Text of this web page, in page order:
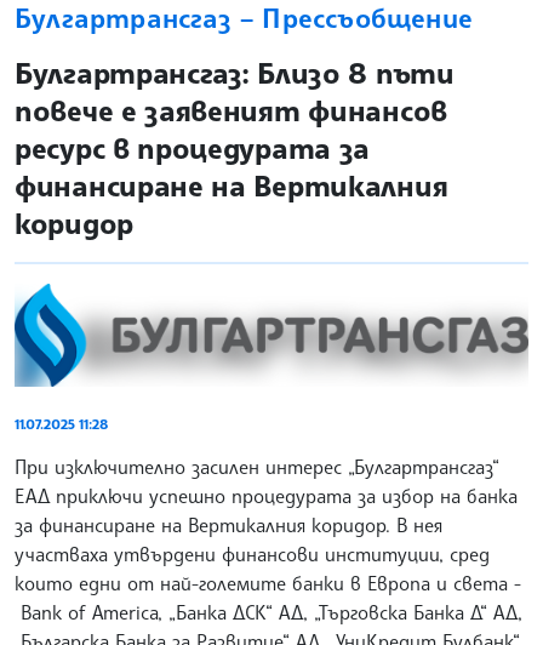
Булгартрансгаз – Прессъобщение
site.bta
Булгартрансгаз: Близо 8 пъти
повече е заявеният финансов
ресурс в процедурата за
финансиране на Вертикалния
коридор
11.07.2025 11:28
При изключително засилен интерес „Булгартрансгаз“
ЕАД приключи успешно процедурата за избор на банка
за финансиране на Вертикалния коридор. В нея
участваха утвърдени финансови институции, сред
които едни от най-големите банки в Европа и света -
Bank of America, „Банка ДСК“ АД, „Търговска Банка Д“ АД,